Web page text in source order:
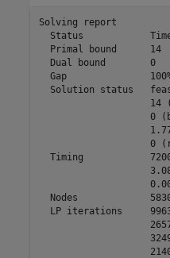
Solving report
Status
  Primal bound      14
  Dual bound        0
Gap
Solution status
14
0
0
Timing
Nodes
LP iterations